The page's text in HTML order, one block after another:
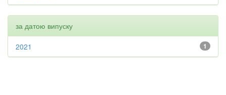
за датою випуску
1
2021